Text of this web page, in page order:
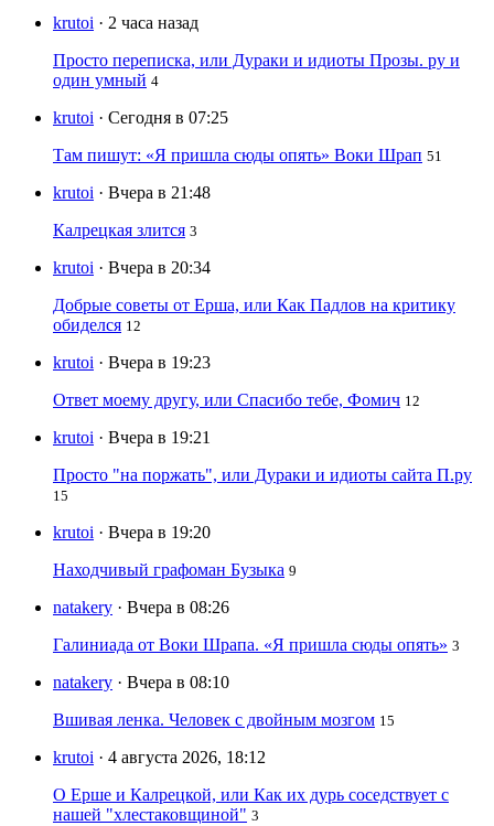
krutoi · 2 часа назад
Просто переписка, или Дураки и идиоты Прозы. ру и
один умный 4
krutoi · Сегодня в 07:25
Там пишут: «Я пришла сюды опять» Воки Шрап 51
krutoi · Вчера в 21:48
Калрецкая злится 3
krutoi · Вчера в 20:34
Добрые советы от Ерша, или Как Падлов на критику
обиделся 12
krutoi · Вчера в 19:23
Ответ моему другу, или Спасибо тебе, Фомич 12
krutoi · Вчера в 19:21
Просто "на поржать", или Дураки и идиоты сайта П.ру
15
krutoi · Вчера в 19:20
Находчивый графоман Бузыка 9
natakery · Вчера в 08:26
Галиниада от Воки Шрапа. «Я пришла сюды опять» 3
natakery · Вчера в 08:10
Вшивая ленка. Человек с двойным мозгом 15
krutoi · 4 августа 2026, 18:12
О Ерше и Калрецкой, или Как их дурь соседствует с
нашей "хлестаковщиной" 3